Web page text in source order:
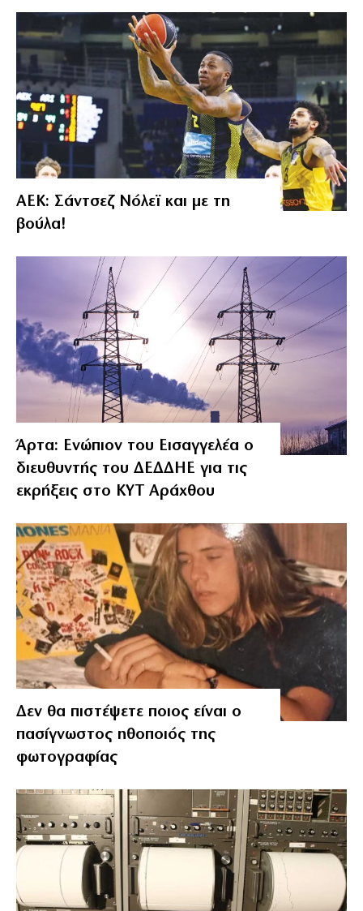
ΑΕΚ: Σάντσεζ Νόλεϊ και με τη
βούλα!
Άρτα: Ενώπιον του Εισαγγελέα ο
διευθυντής του ΔΕΔΔΗΕ για τις
εκρήξεις στο ΚΥΤ Αράχθου
Δεν θα πιστέψετε ποιος είναι ο
πασίγνωστος ηθοποιός της
φωτογραφίας